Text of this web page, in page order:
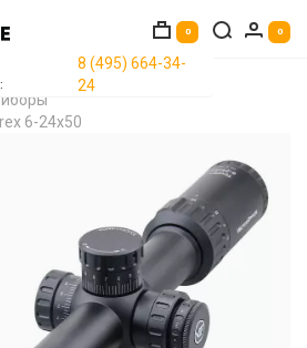
0 0
8 (495) 664-34-
24
6-24x50